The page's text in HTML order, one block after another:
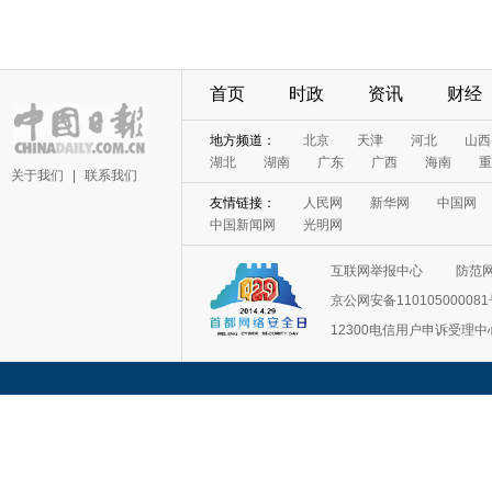
关于我们 联系我们
首页 时政 资讯 财经
地方频道： 北京 天津 河北
山西
湖北
湖南 广东 广西 海南
友情链接： 人民网 新华网
中国网
中国新闻网
光明网
互联网举报中心
防范
京公网安备110105000081
12300电信用户申诉受理中